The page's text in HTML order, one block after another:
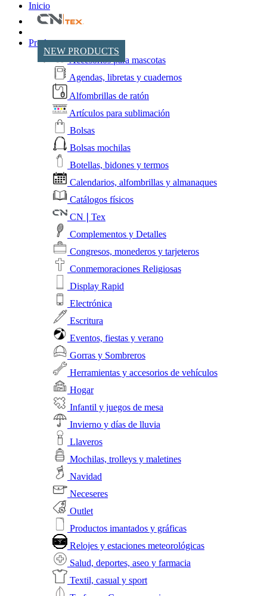
Inicio
NEW PRODUCTS
Productos
Accesorios para mascotas
Agendas, libretas y cuadernos
Alfombrillas de ratón
Artículos para sublimación
Bolsas
Bolsas mochilas
Botellas, bidones y termos
Calendarios, alfombrillas y almanaques
Catálogos físicos
CN❘Tex
Complementos y Detalles
Congresos, monederos y tarjeteros
Conmemoraciones Religiosas
Display Rapid
Electrónica
Escritura
Eventos, fiestas y verano
Gorras y Sombreros
Herramientas y accesorios de vehículos
Hogar
Infantil y juegos de mesa
Invierno y días de lluvia
Llaveros
Mochilas, trolleys y maletines
Navidad
Neceseres
Outlet
Productos imantados y gráficas
Relojes y estaciones meteorológicas
Salud, deportes, aseo y farmacia
Textil, casual y sport